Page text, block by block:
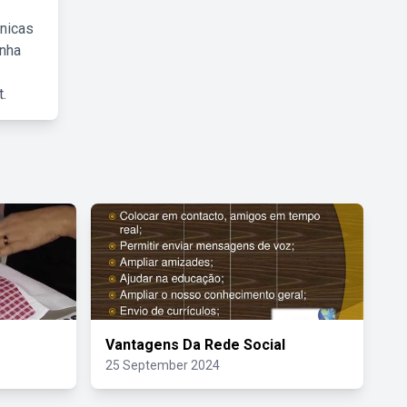
Vantagens Da Rede Social
25 September 2024